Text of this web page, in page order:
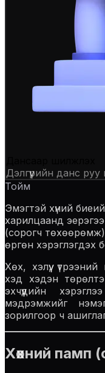
Дэлгүүрийн данс руу
Тойм
Эмэгтэй хүний
харилцаанд
(сорогч төхөөрөмж)
өргөн хэрэглэгдэх
Хөх, хэлүү,
хэд хэдэн
эхчүүдийн
мэдрэмжийг
зорилгоор ч
Хөхний памп